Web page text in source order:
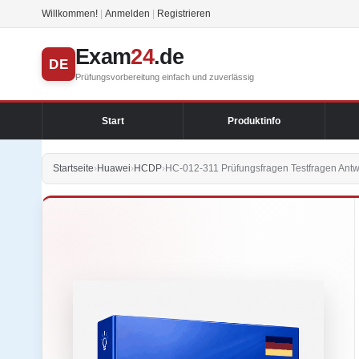
Willkommen! Anmelden Registrieren
DE Exam24.de
Prüfungsvorbereitung einfach und zuverlässig
Start Produktinfo
Startseite›Huawei›HCDP›HC-012-311 Prüfungsfragen Testfragen